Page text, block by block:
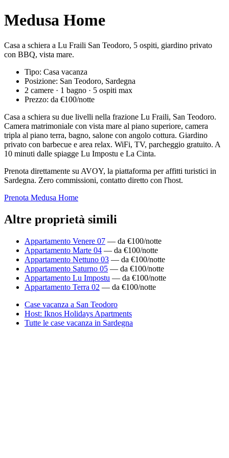
Medusa Home
Casa a schiera a Lu Fraili San Teodoro, 5 ospiti, giardino privato
con BBQ, vista mare.
Tipo: Casa vacanza
Posizione: San Teodoro, Sardegna
2 camere · 1 bagno · 5 ospiti max
Prezzo: da €100/notte
Casa a schiera su due livelli nella frazione Lu Fraili, San Teodoro.
Camera matrimoniale con vista mare al piano superiore, camera
tripla al piano terra, bagno, salone con angolo cottura. Giardino
privato con barbecue e area relax. WiFi, TV, parcheggio gratuito. A
10 minuti dalle spiagge Lu Impostu e La Cinta.
Prenota direttamente su AVOY, la piattaforma per affitti turistici in
Sardegna. Zero commissioni, contatto diretto con l'host.
Prenota Medusa Home
Altre proprietà simili
Appartamento Venere 07 — da €100/notte
Appartamento Marte 04 — da €100/notte
Appartamento Nettuno 03 — da €100/notte
Appartamento Saturno 05 — da €100/notte
Appartamento Lu Impostu — da €100/notte
Appartamento Terra 02 — da €100/notte
Case vacanza a San Teodoro
Host: Iknos Holidays Apartments
Tutte le case vacanza in Sardegna